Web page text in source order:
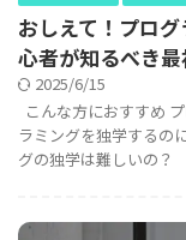
おしえて！プロ
心者が知るべき最
2025/6/15
こんな方におすすめ
ラミングを独学するの
グの独学は難しいの